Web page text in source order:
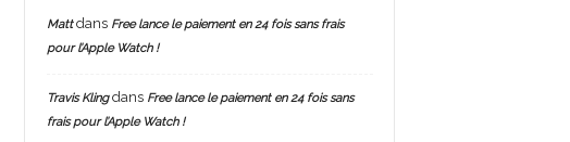
Mattdans Free lance le paiement en 24 fois sans frais
pour l’Apple Watch !
Travis Klingdans Free lance le paiement en 24 fois sans
frais pour l’Apple Watch !